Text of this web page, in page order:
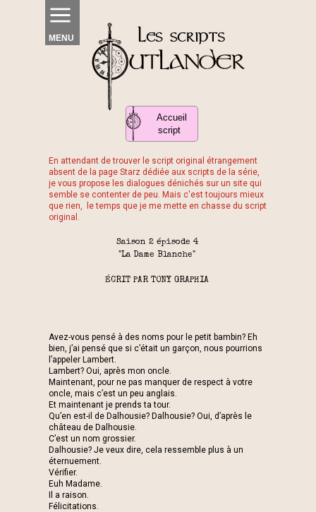
MENU
En attendant de trouver le script original étrangement
absent de la page Starz dédiée aux scripts de la série,
je vous propose les dialogues dénichés sur un site qui
semble se contenter de peu. Mais c'est toujours mieux
que rien, le temps que je me mette en chasse du script
original.
Saison 2 épisode 4
"La Dame Blanche"
ÉCRIT PAR TONY GRAPHIA
Avez-vous pensé à des noms pour le petit bambin? Eh
bien, j’ai pensé que si c’était un garçon, nous pourrions
l’appeler Lambert.
Lambert? Oui, après mon oncle.
Maintenant, pour ne pas manquer de respect à votre
oncle, mais c’est un peu anglais.
Et maintenant je prends ta tour.
Qu’en est-il de Dalhousie? Dalhousie? Oui, d’après le
château de Dalhousie.
C’est un nom grossier.
Dalhousie? Je veux dire, cela ressemble plus à un
éternuement.
Vérifier.
Euh Madame.
Il a raison.
Félicitations.
Accueil
script